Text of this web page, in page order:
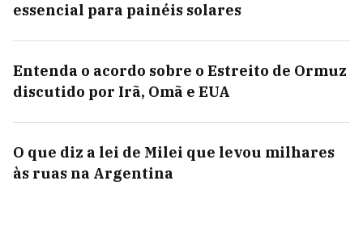
essencial para painéis solares
Entenda o acordo sobre o Estreito de Ormuz
discutido por Irã, Omã e EUA
O que diz a lei de Milei que levou milhares
às ruas na Argentina